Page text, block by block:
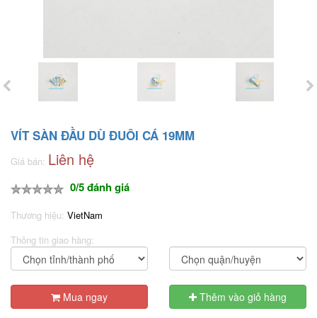
VÍT SÀN ĐẦU DÙ ĐUÔI CÁ 19MM
Giá bán: Liên hệ
0/5 đánh giá
Thương hiệu: VietNam
Thông tin giao hàng:
Mua ngay Thêm vào giỏ hàng